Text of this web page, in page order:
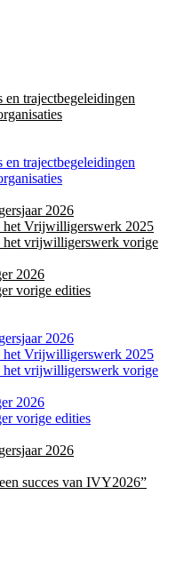
trajectbegeleidingen
trajectbegeleidingen
2026
het Vrijwilligerswerk 2025
het vrijwilligerswerk vorige
2026
vorige edities
2026
het Vrijwilligerswerk 2025
het vrijwilligerswerk vorige
2026
vorige edities
2026
succes van IVY2026”